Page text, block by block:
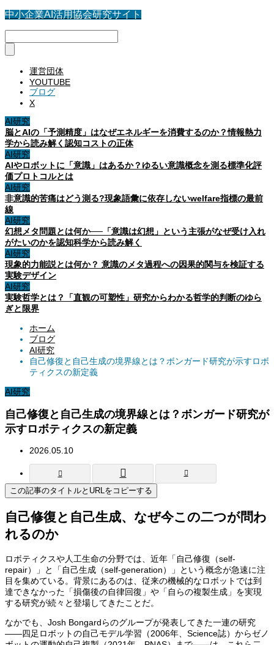
中小企業AI活用協会研究サイト
運営団体
YOUTUBE
ブログ
X
AI研究
脳とAIの「予測精度」はなぜエネルギーを消費するのか？情報熱力
学から読み解く認知コストの正体
AI研究
AIやロボットに「意識」はあるか？ゆるい意識概念を測る標準化評
価プロトコルとは
AI研究
非意識的苦痛はどう測る?現象語彙に依存しないwelfare指標の最前
線
AI研究
幻想メタ問題とは何か──「意識は幻想」という主張がなぜ受け入れ
がたいのかを認知科学から読み解く
AI研究
現象的力能説とは何か？ 意識のメタ過程への因果的関与を検証する
実験デザイン
AI研究
実験哲学とは？「直観の可塑性」研究からわかる哲学的判断のゆら
ぎと限界
ホーム
ブログ
AI研究
自己修復と自己生成の境界線とは？ボンガード研究が示すロボ
ティクスの新定義
AI研究
自己修復と自己生成の境界線とは？ボンガード研究が
示すロボティクスの新定義
2026.05.10
この記事のタイトルとURLをコピーする
自己修復と自己生成、なぜ今この二つが問わ
れるのか
ロボティクスや人工生命の分野では、近年「自己修復（self-
repair）」と「自己生成（self-generation）」という概念が急速に注
目を集めている。背景にあるのは、従来の機械的なロボットでは到
達できなかった「損傷後の自律回復」や「自らの複製生成」を実現
する研究が続々と登場してきたことだ。
なかでも、Josh Bongardらのグループが発表してきた一連の研究
——四足ロボットの自己モデル学習（2006年、Science誌）からゼノ